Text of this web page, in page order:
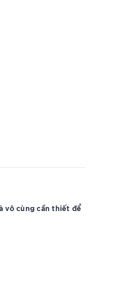
vô cùng cần thiết để